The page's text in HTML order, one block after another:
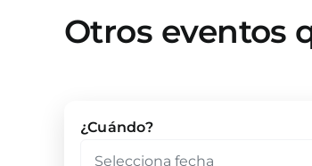
Otros eventos
¿Cuándo?